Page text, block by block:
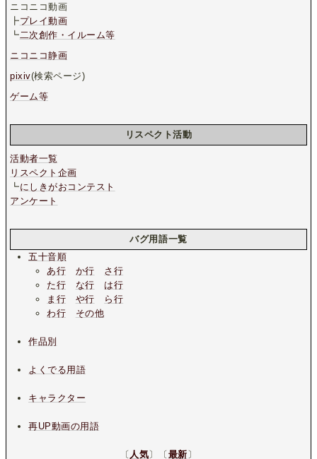
ニコニコ動画
┣プレイ動画
┗ 二次創作・イルーム等
ニコニコ静画
pixiv(検索ページ)
ゲーム等
リスペクト活動
活動者一覧
リスペクト企画
┗にしきがおコンテスト
アンケート
バグ用語一覧
五十音順
あ行
か行
さ行
た行
な行
は行
ま行
や行
ら行
わ行
その他
作品別
よくでる用語
キャラクター
再UP動画の用語
〔 人気〕〔 最新 〕